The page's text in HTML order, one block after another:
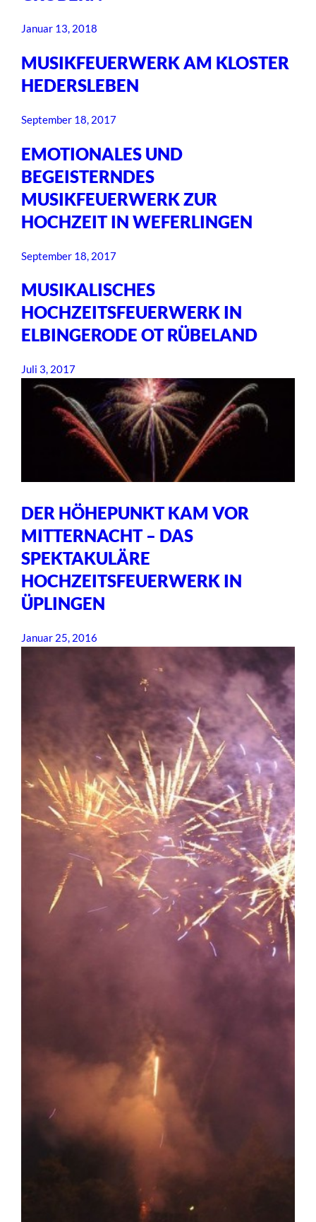
Januar 13, 2018
MUSIKFEUERWERK AM KLOSTER
HEDERSLEBEN
September 18, 2017
EMOTIONALES UND
BEGEISTERNDES
MUSIKFEUERWERK ZUR
HOCHZEIT IN WEFERLINGEN
September 18, 2017
MUSIKALISCHES
HOCHZEITSFEUERWERK IN
ELBINGERODE OT RÜBELAND
Juli 3, 2017
DER HÖHEPUNKT KAM VOR
MITTERNACHT – DAS
SPEKTAKULÄRE
HOCHZEITSFEUERWERK IN
ÜPLINGEN
Januar 25, 2016